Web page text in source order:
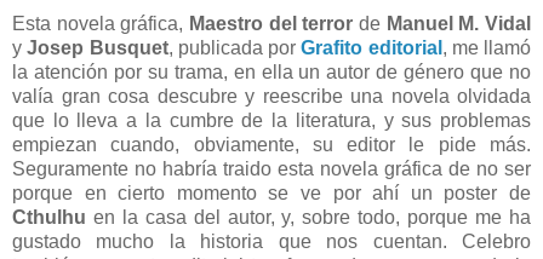
Esta novela gráfica, Maestro del terror de Manuel M. Vidal
yJosep Busquet, publicada porGrafito editorial , me llamó
la atención por su trama, en ella un autor de género que no
valía gran cosa descubre y reescribe una novela olvidada
que lo lleva a la cumbre de la literatura, y sus problemas
empiezan cuando, obviamente, su editor le pide más.
Seguramente no habría traido esta novela gráfica de no ser
porque en cierto momento se ve por ahí un poster de
Cthulhu en la casa del autor, y, sobre todo, porque me ha
gustado mucho la historia que nos cuentan. Celebro